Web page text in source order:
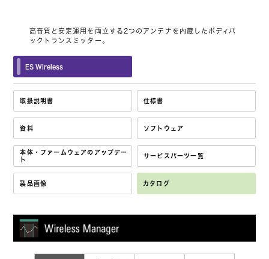
高音質と安定運用を両立する2つのアンテナを内蔵したボディパ
ックトランスミッター。
ES Wireless
取扱説明書 仕様書
資料 ソフトウェア
本体・ファームウェアのアップデー
ト
サービスパーツ一覧
製品画像 カタログ